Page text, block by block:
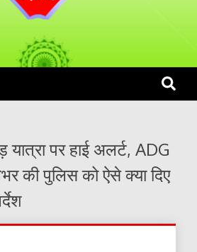
Portal
पर हाई अलर्ट, ADG
की पुलिस को ऐसे क्या दिए